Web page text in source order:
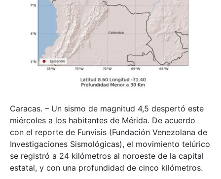
Caracas. – Un sismo de magnitud 4,5 despertó este
miércoles a los habitantes de Mérida. De acuerdo
con el reporte de Funvisis (Fundación Venezolana de
Investigaciones Sismológicas), el movimiento telúrico
se registró a 24 kilómetros al noroeste de la capital
estatal, y con una profundidad de cinco kilómetros.